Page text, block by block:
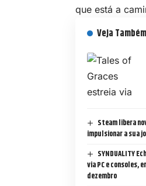
que está a
Veja Também
Steam libera
impulsionar a sua
SYNDUALITY
via PC e consoles,
dezembro